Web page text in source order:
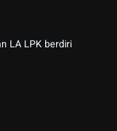
LA LPK berdiri